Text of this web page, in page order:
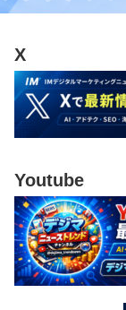
X
Youtube